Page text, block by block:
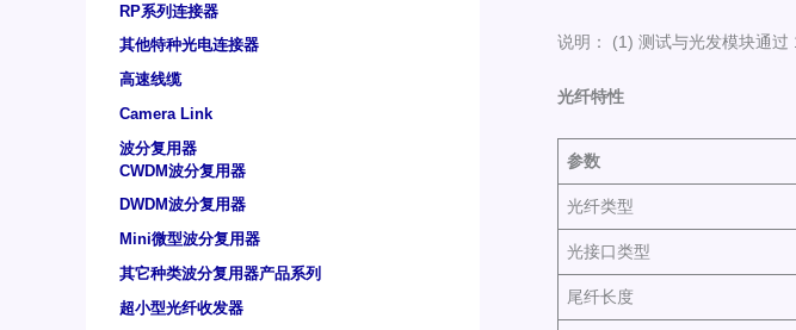
RP系列连接器
其他特种光电连接器
高速线缆
Camera Link
波分复用器
CWDM波分复用器
DWDM波分复用器
Mini微型波分复用器
其它种类波分复用器产品系列
超小型光纤收发器
说明： (1) 测试与光发模块通过
光纤特性
参数
光纤类型
光接口类型
尾纤长度